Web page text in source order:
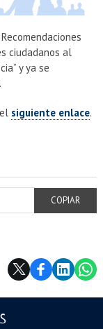
ciudadanos al
y ya se
siguiente enlace.
COPIAR